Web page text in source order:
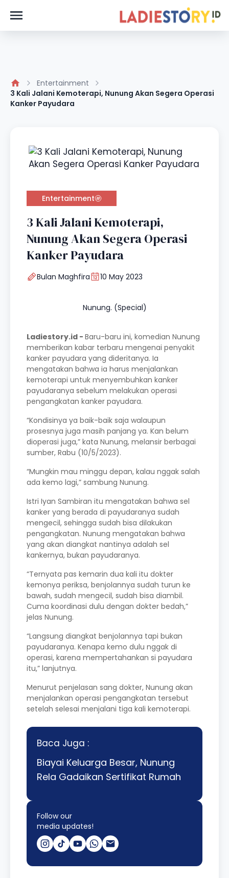
Entertainment
3 Kali Jalani Kemoterapi, Nunung Akan Segera Operasi
Kanker Payudara
Entertainment
3 Kali Jalani Kemoterapi,
Nunung Akan Segera Operasi
Kanker Payudara
Bulan Maghfira 10 May 2023
Nunung. (Special)
Ladiestory.id - Baru-baru ini, komedian Nunung
memberikan kabar terbaru mengenai penyakit
kanker payudara yang dideritanya. Ia
mengatakan bahwa ia harus menjalankan
kemoterapi untuk menyembuhkan kanker
payudaranya sebelum melakukan operasi
pengangkatan kanker payudara.
“Kondisinya ya baik-baik saja walaupun
prosesnya juga masih panjang ya. Kan belum
dioperasi juga,” kata Nunung, melansir berbagai
sumber, Rabu (10/5/2023).
“Mungkin mau minggu depan, kalau nggak salah
ada kemo lagi,” sambung Nunung.
Istri Iyan Sambiran itu mengatakan bahwa sel
kanker yang berada di payudaranya sudah
mengecil, sehingga sudah bisa dilakukan
pengangkatan. Nunung mengatakan bahwa
yang akan diangkat nantinya adalah sel
kankernya, bukan payudaranya.
“Ternyata pas kemarin dua kali itu dokter
kemonya periksa, benjolannya sudah turun ke
bawah, sudah mengecil, sudah bisa diambil.
Cuma koordinasi dulu dengan dokter bedah,”
jelas Nunung.
“Langsung diangkat benjolannya tapi bukan
payudaranya. Kenapa kemo dulu nggak di
operasi, karena mempertahankan si payudara
itu,” lanjutnya.
Menurut penjelasan sang dokter, Nunung akan
menjalankan operasi pengangkatan tersebut
setelah selesai menjalani tiga kali kemoterapi.
Baca Juga :
Biayai Keluarga Besar, Nunung
Rela Gadaikan Sertifikat Rumah
Follow our
media updates!